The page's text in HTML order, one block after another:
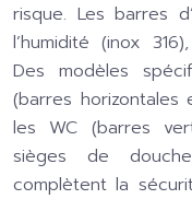
risque. Les barres
l’humidité (inox
Des modèles
(barres horizontales
les WC (barres
sièges de
complètent la